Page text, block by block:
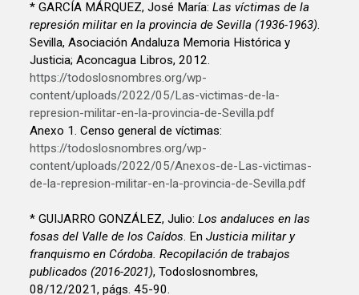
* GARCÍA MÁRQUEZ, José María:Las víctimas de la
represión militar en la provincia de Sevilla (1936-1963).
Sevilla, Asociación Andaluza Memoria Histórica y
Justicia; Aconcagua Libros, 2012.
https://todoslosnombres.org/wp-
content/uploads/2022/05/Las-victimas-de-la-
represion-militar-en-la-provincia-de-Sevilla.pdf
Anexo 1. Censo general de víctimas:
https://todoslosnombres.org/wp-
content/uploads/2022/05/Anexos-de-Las-victimas-
de-la-represion-militar-en-la-provincia-de-Sevilla.pdf
* GUIJARRO GONZÁLEZ, Julio:Los andaluces en las
fosas del Valle de los Caídos. EnJusticia militar y
franquismo en Córdoba. Recopilación de trabajos
publicados (2016-2021), Todoslosnombres,
08/12/2021, págs. 45-90.